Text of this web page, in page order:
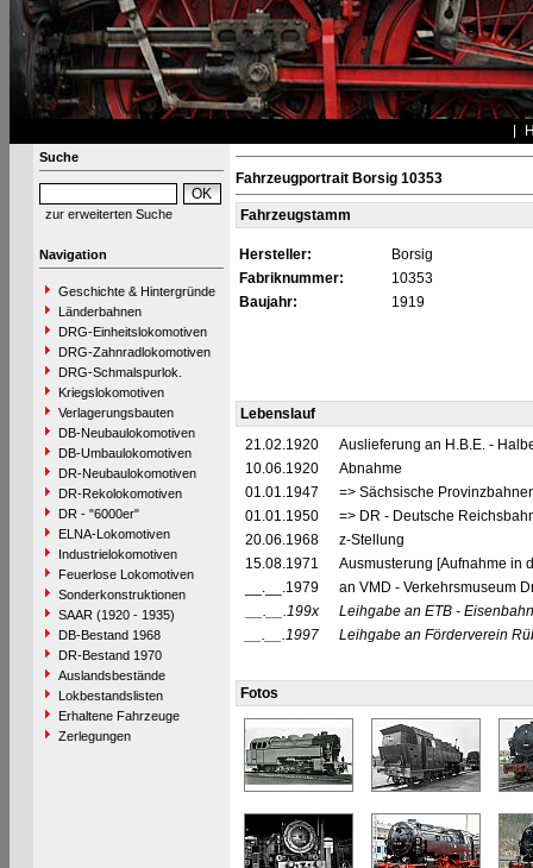
Suche
zur erweiterten Suche
Navigation
Geschichte & Hintergründe
Länderbahnen
DRG-Einheitslokomotiven
DRG-Zahnradlokomotiven
DRG-Schmalspurlok.
Kriegslokomotiven
Verlagerungsbauten
DB-Neubaulokomotiven
DB-Umbaulokomotiven
DR-Neubaulokomotiven
DR-Rekolokomotiven
DR - "6000er"
ELNA-Lokomotiven
Industrielokomotiven
Feuerlose Lokomotiven
Sonderkonstruktionen
SAAR (1920 - 1935)
DB-Bestand 1968
DR-Bestand 1970
Auslandsbestände
Lokbestandslisten
Erhaltene Fahrzeuge
Zerlegungen
Fahrzeugportrait Borsig 10353
Fahrzeugstamm
Hersteller:
Borsig
Fabriknummer:
10353
Baujahr:
1919
Lebenslauf
21.02.1920
Auslieferung an H.B.E. -
10.06.1920
Abnahme
01.01.1947
=> Sächsische
01.01.1950
=> DR - Deutsche
20.06.1968
z-Stellung
15.08.1971
Ausmusterung [Aufnahme in
__.__.1979
an VMD - Verkehrsmuseum
__.__.199x
Leihgabe an ETB -
__.__.1997
Leihgabe an Förderverein
Fotos